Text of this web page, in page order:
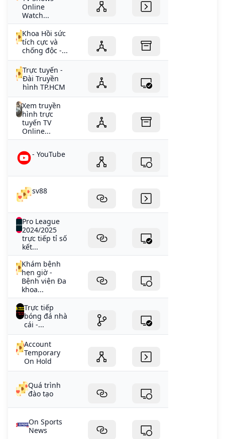
Online
Watch...
Khoa Hồi sức
tích cực và
chống độc -...
Trực tuyến -
Đài Truyền
hình TP.HCM
Xem truyền
hình trực
tuyến TV
Online...
- YouTube
sv88
Pro League
2024/2025
trực tiếp tỉ số
kết...
Khám bệnh
hẹn giờ -
Bệnh viện Đa
khoa...
Trực tiếp
bóng đá nhà
cái -...
Account
Temporary
On Hold
Quá trình
đào tạo
On Sports
News